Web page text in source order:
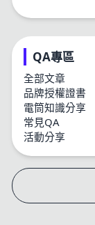
QA專區
全部文章
品牌授權證書
電筒知識分享
常見QA
活動分享